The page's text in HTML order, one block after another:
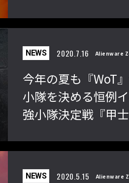
NEWS 2020.7.16 Alienware
今年の夏も『WoT
小隊を決める恒例
強小隊決定戦『甲
NEWS 2020.5.15 Alienware